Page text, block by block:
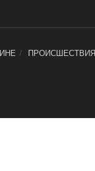
ПРОИСШЕСТВИЯ